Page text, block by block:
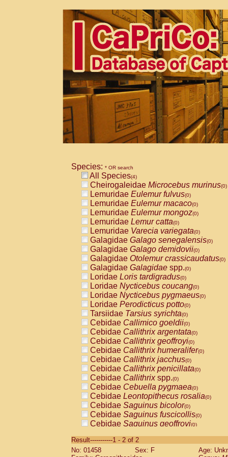
Species: * OR search
All Species(4)
Cheirogaleidae Microcebus murinus(0)
Lemuridae Eulemur fulvus(0)
Lemuridae Eulemur macaco(0)
Lemuridae Eulemur mongoz(0)
Lemuridae Lemur catta(0)
Lemuridae Varecia variegata(0)
Galagidae Galago senegalensis(0)
Galagidae Galago demidovii(0)
Galagidae Otolemur crassicaudatus(0)
Galagidae Galagidae spp.(0)
Loridae Loris tardigradus(0)
Loridae Nycticebus coucang(0)
Loridae Nycticebus pygmaeus(0)
Loridae Perodicticus potto(0)
Tarsiidae Tarsius syrichta(0)
Cebidae Callimico goeldii(0)
Cebidae Callithrix argentata(0)
Cebidae Callithrix geoffroyi(0)
Cebidae Callithrix humeralifer(0)
Cebidae Callithrix jacchus(0)
Cebidae Callithrix penicillata(0)
Cebidae Callithrixspp.(0)
Cebidae Cebuella pygmaea(0)
Cebidae Leontopithecus rosalia(0)
Cebidae Saguinus bicolor(0)
Cebidae Saguinus fuscicollis(0)
Cebidae Saguinus geoffroyi(0)
CebidaeSaguinus labiatus(0)
Cebidae Saguinus leucopus (0)
Result-----------1 - 2 of 2
No: 01458
Sex: F
Age: